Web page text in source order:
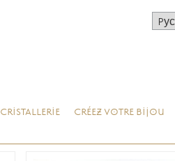
CRISTALLERIE CRÉEZ VOTRE BIJOU